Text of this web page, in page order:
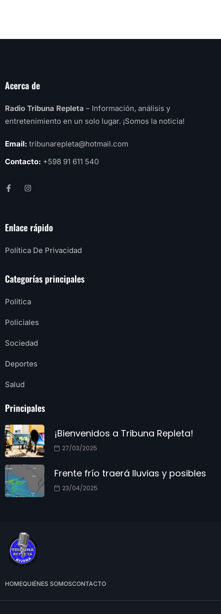
Acerca de
Radio Tribuna Repleta – Información, análisis y
entretenimiento en un solo lugar. ¡Somos la noticia!
Email: tribunarepleta@hotmail.com
Contacto: +598 91 611 540
Enlace rápido
Política De Privacidad
Categorías principales
Política
Policiales
Sociedad
Deportes
Salud
Principales
¡Bienvenidos a Tribuna Repleta!
27/03/2025
Frente frío traerá lluvias y posibles
23/04/2025
HOMEQUIÉNES SOMOSCONTACTO